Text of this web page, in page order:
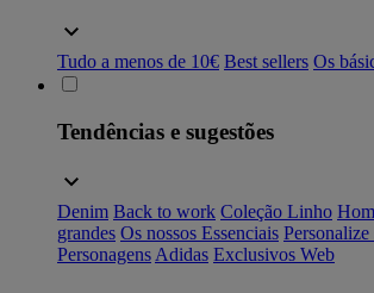
Tudo a menos de 10€ Best sellers Os
Tendências e sugestões
Denim Back to work Coleção Linho
grandes Os nossos Essenciais Personalize
Personagens Adidas Exclusivos Web